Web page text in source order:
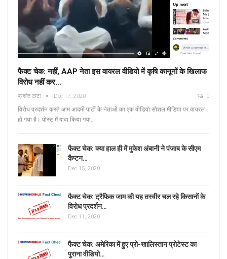
फैक्ट चेक: नहीं, AAP नेता इस वायरल वीडियो में कृषि कानूनों के खिलाफ
विरोध नहीं कर…
प्रशांत टम्टा Dec 17, 2020 0
विरोध प्रदर्शन करते आम आदमी पार्टी के नेताओं का एक वीडियो सोशल मीडिया पर वायरल
हो गया है। पोस्ट में दावा किया गया…
फैक्ट चेक: क्या हाल ही में मुकेश अंबानी ने पंजाब के सीएम
कैप्टन…
Dec 15, 2020
फैक्ट चेक: ट्रैफिक जाम की यह तस्वीर चल रहे किसानों के
विरोध प्रदर्शन…
Dec 11, 2020
फैक्ट चेक: अमेरिका में हुए प्रो-खालिस्तान प्रोटेस्ट का
पुराना वीडियो…